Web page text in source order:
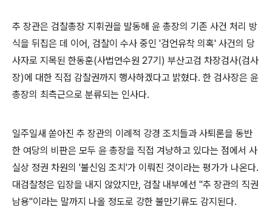
추 장관은 검찰총장 지휘권을 발동해 윤 총장의 기존 사건 처리 방
식을 뒤집은 데 이어, 검찰이 수사 중인 '검언유착 의혹' 사건의 당
사자로 지목된 한동훈(사법연수원 27기) 부산고검 차장검사(검사
장)에 대한 직접 감찰권까지 행사하겠다고 밝혔다. 한 검사장은 윤
총장의 최측근으로 분류되는 인사다.
일주일새 쏟아진 추 장관의 이례적 강경 조치들과 사퇴론을 동반
한 여당의 비판은 모두 윤 총장을 직접 겨냥하고 있다는 점에서 사
실상 정권 차원의 '불신임 조치'가 이뤄진 것이라는 평가가 나온다.
대검찰청은 입장을 내지 않았지만, 검찰 내부에선 "추 장관의 직권
남용"이라는 말까지 나올 정도로 강한 불만기류도 감지된다.